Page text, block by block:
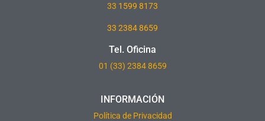
33 1599 8173
33 2384 8659
Tel. Oficina
01 (33) 2384 8659
INFORMACIÓN
Política de Privacidad